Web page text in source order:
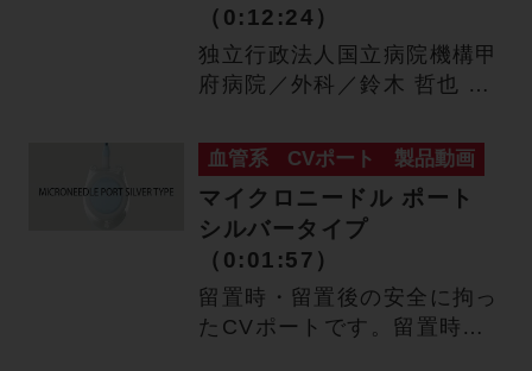
（0:12:24）
独立行政法人国立病院機構甲
府病院／外科／鈴木 哲也 先
血管系 CVポート 製品動画
マイクロニードル ポート
シルバータイプ
（0:01:57）
留置時・留置後の安全に拘っ
たCVポートです。留置時に